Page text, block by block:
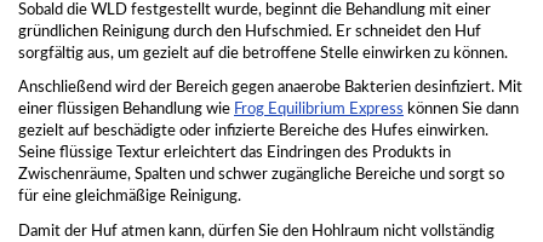
Sobald die WLD festgestellt wurde, beginnt die Behandlung mit einer
gründlichen Reinigung durch den Hufschmied. Er schneidet den Huf
sorgfältig aus, um gezielt auf die betroffene Stelle einwirken zu können.
Anschließend wird der Bereich gegen anaerobe Bakterien desinfiziert. Mit
einer flüssigen Behandlung wie Frog Equilibrium Express können Sie dann
gezielt auf beschädigte oder infizierte Bereiche des Hufes einwirken.
Seine flüssige Textur erleichtert das Eindringen des Produkts in
Zwischenräume, Spalten und schwer zugängliche Bereiche und sorgt so
für eine gleichmäßige Reinigung.
Damit der Huf atmen kann, dürfen Sie den Hohlraum nicht vollständig